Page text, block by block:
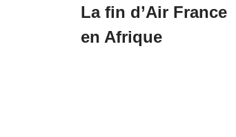
La fin d’Air France
en Afrique